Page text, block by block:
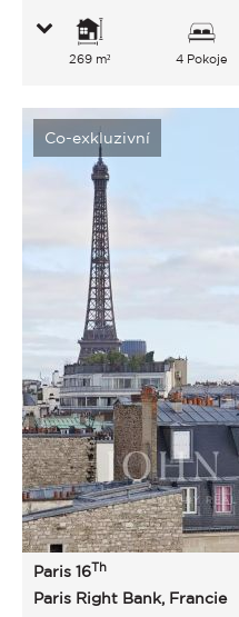
269 m² 4 Pokoje
Co-exkluzivní
Paris 16Th
Paris Right Bank, Francie